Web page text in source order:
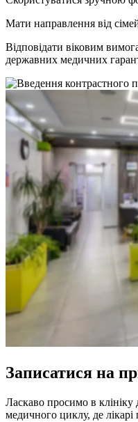
Мати направлення від
Відповідати віковим
державних медичних
Записатися на
Ласкаво просимо в клініку
медичного циклу, де лікарі